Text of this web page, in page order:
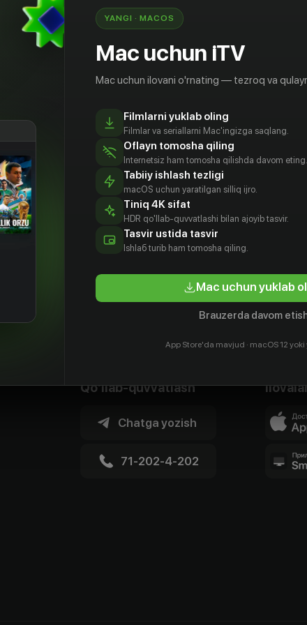
16+
В городе убийств
Qo'llab-quvvatlash
Chatga yozish
71-202-4-202
YANGI · MACOS
Mac uchun iTV
Mac uchun ilovani o'rnating — tezroq va
Filmlarni yuklab oling
Filmlar va seriallarni Mac'ingizga saqlang.
Oflayn tomosha qiling
Internetsiz ham tomosha qilishda davom eting.
Tabiiy ishlash tezligi
macOS uchun yaratilgan silliq ijro.
Tiniq 4K sifat
HDR qo'llab-quvvatlashi bilan ajoyib tasvir.
Tasvir ustida tasvir
Ishlаб turib ham tomosha qiling.
Mac uchun yuklab
Brauzerda davom
App Store'da mavjud · macOS 12